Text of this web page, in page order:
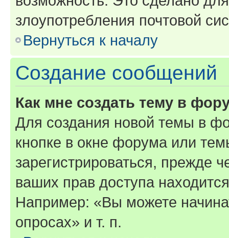
злоупотребления почтовой
Вернуться к началу
Создание сообщений
Как мне создать тему в
Для создания новой темы в
кнопке в окне форума или
зарегистрироваться, прежде
ваших прав доступа
Например: «Вы можете
опросах» и т. п.